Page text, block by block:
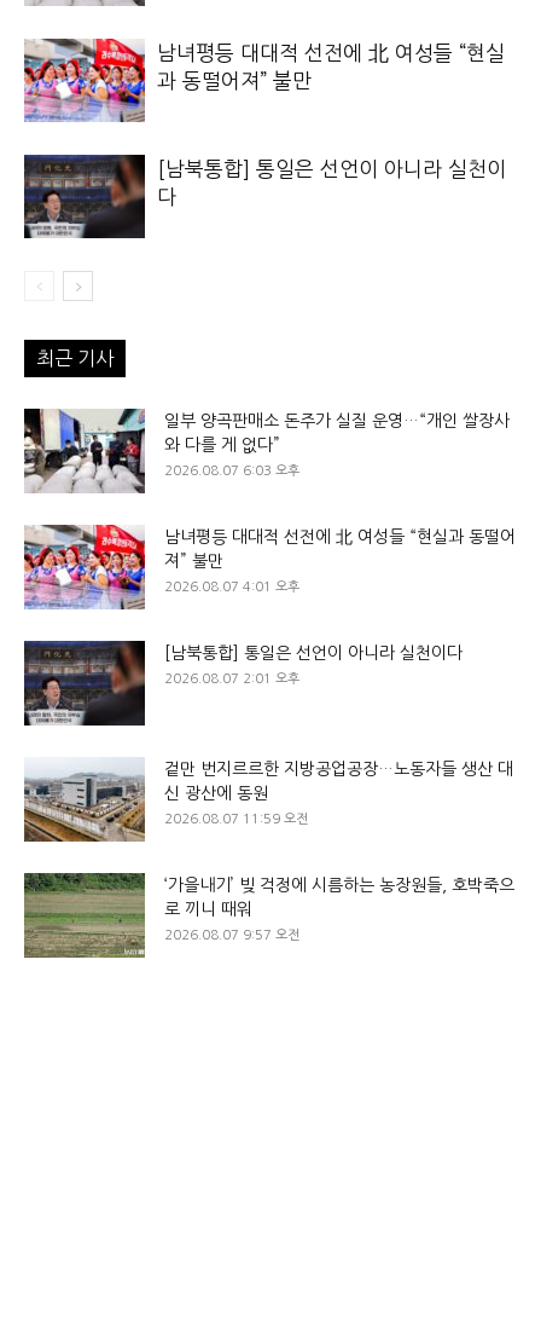
남녀평등 대대적 선전에 北 여성들 “현실
과 동떨어져” 불만
[남북통합] 통일은 선언이 아니라 실천이
다
최근 기사
일부 양곡판매소 돈주가 실질 운영…“개인 쌀장사
와 다를 게 없다”
2026.08.07 6:03 오후
남녀평등 대대적 선전에 北 여성들 “현실과 동떨어
져” 불만
2026.08.07 4:01 오후
[남북통합] 통일은 선언이 아니라 실천이다
2026.08.07 2:01 오후
겉만 번지르르한 지방공업공장…노동자들 생산 대
신 광산에 동원
2026.08.07 11:59 오전
‘가을내기’ 빚 걱정에 시름하는 농장원들, 호박죽으
로 끼니 때워
2026.08.07 9:57 오전